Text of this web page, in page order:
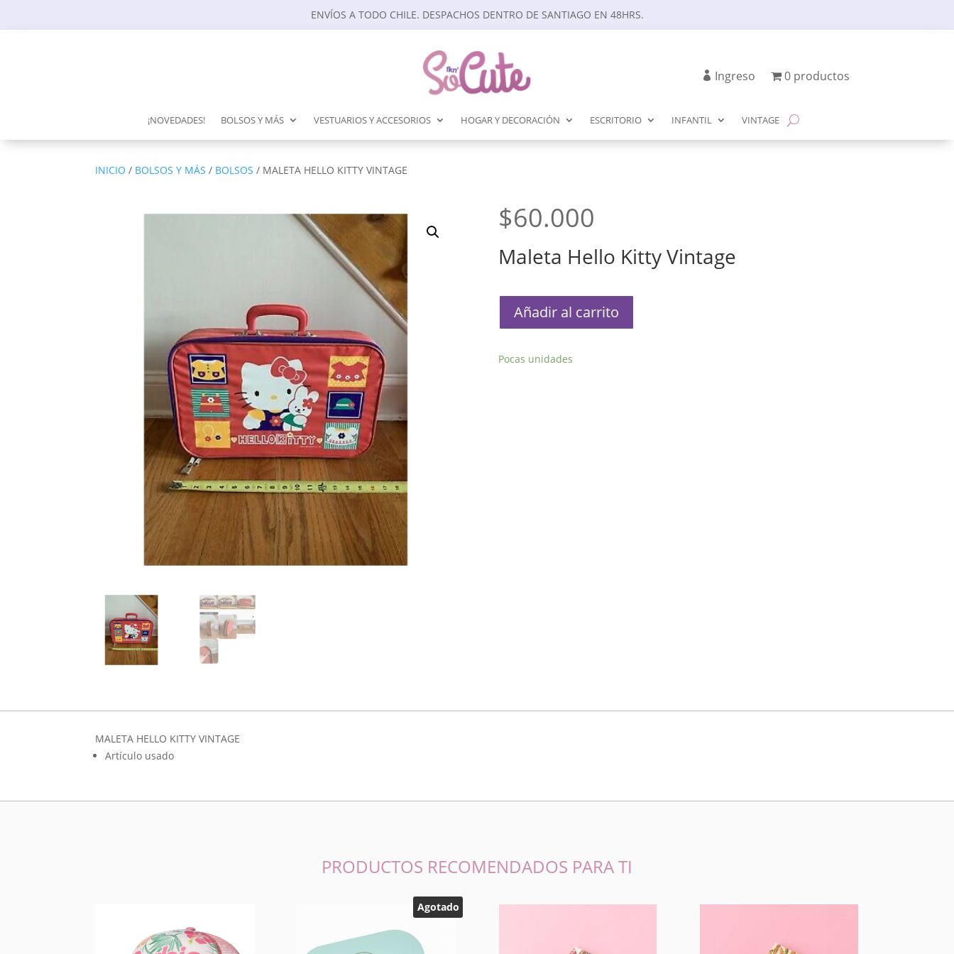
ENVÍOS A TODO CHILE. DESPACHOS DENTRO DE SANTIAGO EN 48HRS.
Ingreso 0 productos
¡NOVEDADES! BOLSOS Y MÁS VESTUARIOS Y ACCESORIOS HOGAR Y DECORACIÓN ESCRITORIO INFANTIL VINTAGE
INICIO / BOLSOS Y MÁS / BOLSOS / MALETA HELLO KITTY VINTAGE
$60.000
Maleta Hello Kitty Vintage
Maleta
Hello
Kitty
cantidad
Añadir al carrito
Pocas unidades
MALETA HELLO KITTY VINTAGE
Artículo usado
PRODUCTOS RECOMENDADOS PARA TI
Agotado